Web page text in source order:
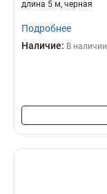
длина 5 м, черная
Подробнее
Наличие: В наличии